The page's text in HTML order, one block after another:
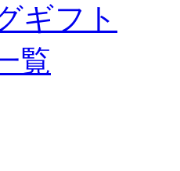
ギフト
覧